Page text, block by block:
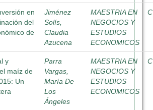
en
del
de
Jiménez
Solís,
Claudia
Azucena
MAESTRIA EN
NEGOCIOS Y
ESTUDIOS
ECONOMICOS
y
maíz de
Un
Parra
Vargas,
María De
Los
Ángeles
MAESTRIA EN
NEGOCIOS Y
ESTUDIOS
ECONOMICOS